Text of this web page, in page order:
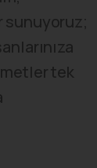
sunuyoruz;
tek